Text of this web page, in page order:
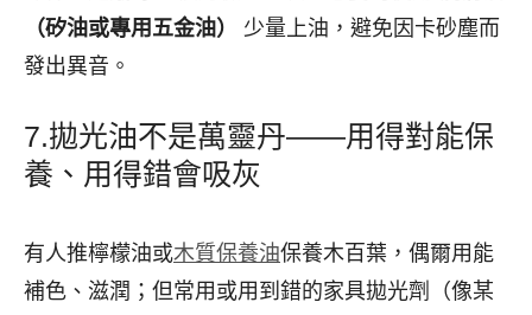
（矽油或專用五金油）
少量上油，避免因卡砂塵而
發出異音。
7.拋光油不是萬靈丹——用得對能保
養、用得錯會吸灰
有人推檸檬油或木質保養油保養木百葉，偶爾用能
補色、滋潤；但常用或用到錯的家具拋光劑（像某